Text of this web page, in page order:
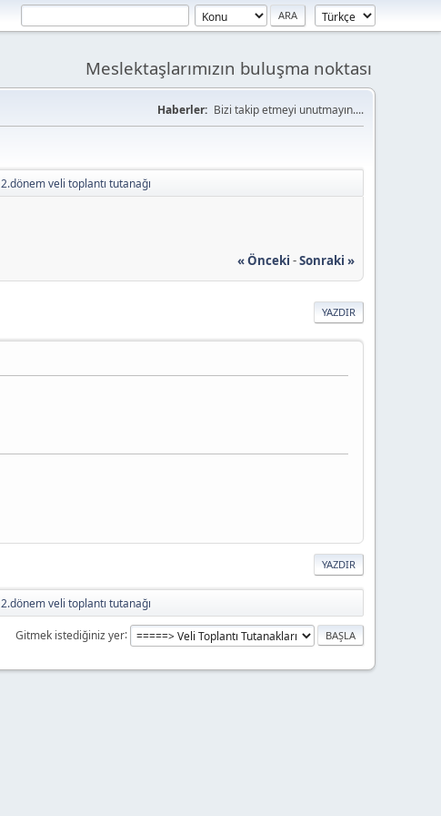
Meslektaşlarımızın buluşma noktası
Haberler: Bizi takip etmeyi unutmayın....
2.dönem veli toplantı tutanağı
« Önceki -Sonraki »
YAZDIR
YAZDIR
2.dönem veli toplantı tutanağı
Gitmek istediğiniz yer